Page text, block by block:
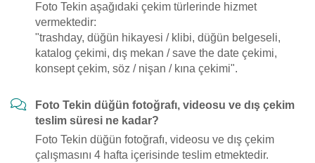
Foto Tekin aşağıdaki çekim türlerinde hizmet
vermektedir:
"trashday, düğün hikayesi / klibi, düğün belgeseli,
katalog çekimi, dış mekan / save the date çekimi,
konsept çekim, söz / nişan / kına çekimi".
Foto Tekin düğün fotoğrafı, videosu ve dış çekim
teslim süresi ne kadar?
Foto Tekin düğün fotoğrafı, videosu ve dış çekim
çalışmasını 4 hafta içerisinde teslim etmektedir.